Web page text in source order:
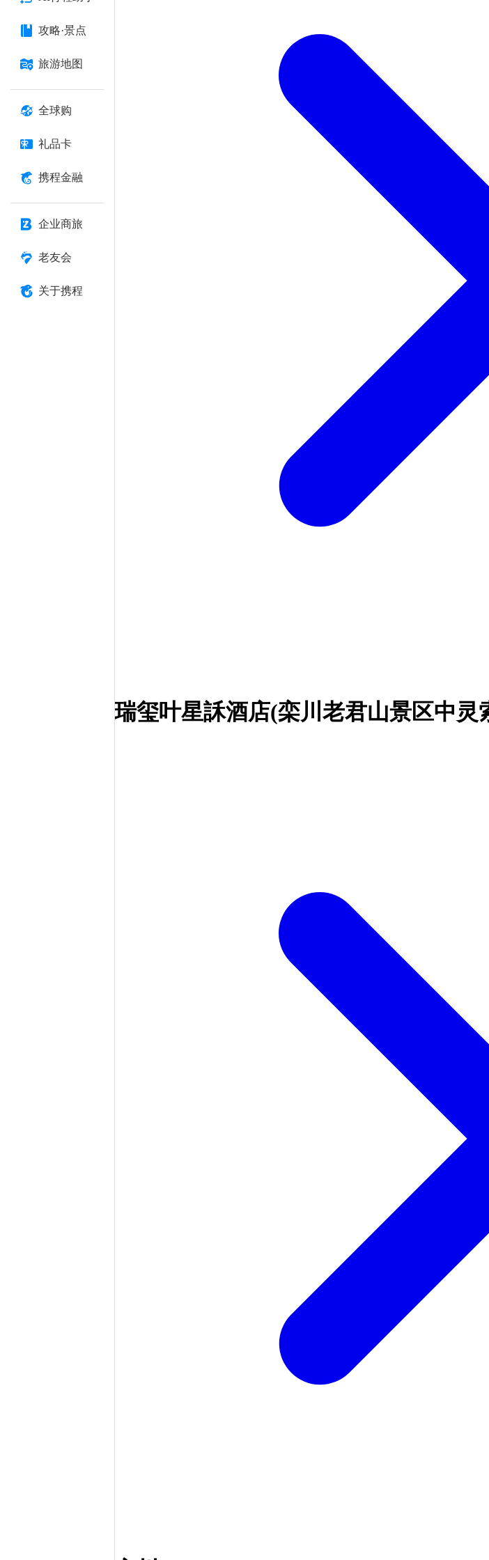
攻略·景点
旅游地图
全球购
礼品卡
携程金融
企业商旅
老友会
关于携程
瑞玺叶星訸酒店(栾川老君山景区中灵